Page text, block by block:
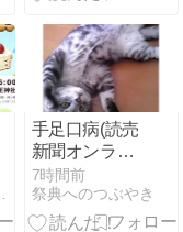
手足口病(読売
新聞オンライ
ン) (再掲載)
7時間前
祭典へのつぶやき